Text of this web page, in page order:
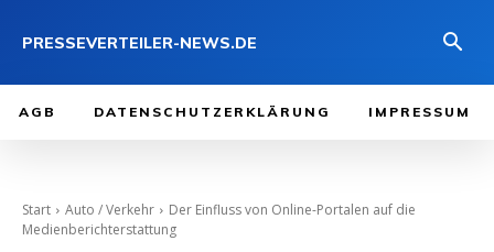
PRESSEVERTEILER-NEWS.DE
AGB DATENSCHUTZERKLÄRUNG IMPRESSUM
Start Auto / Verkehr
Der Einfluss von Online-Portalen auf die
Medienberichterstattung